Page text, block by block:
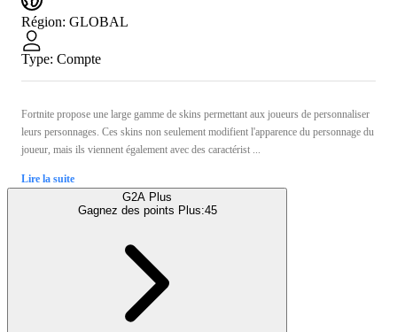
Région: GLOBAL
Type: Compte
Fortnite propose une large gamme de skins permettant aux joueurs de personnaliser
leurs personnages. Ces skins non seulement modifient l'apparence du personnage du
joueur, mais ils viennent également avec des caractérist ...
Lire la suite
G2A Plus
Gagnez des points Plus:45